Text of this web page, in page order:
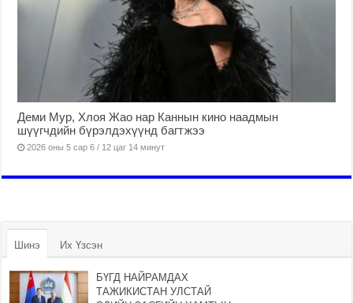
Деми Мур, Хлоя Жао нар Каннын кино наадмын
шүүгчдийн бүрэлдэхүүнд багтжээ
2026 оны 5 сар 6 / 12 цаг 14 минут
Шинэ Их Үзсэн
БҮГД НАЙРАМДАХ
ТАЖИКИСТАН УЛСТАЙ